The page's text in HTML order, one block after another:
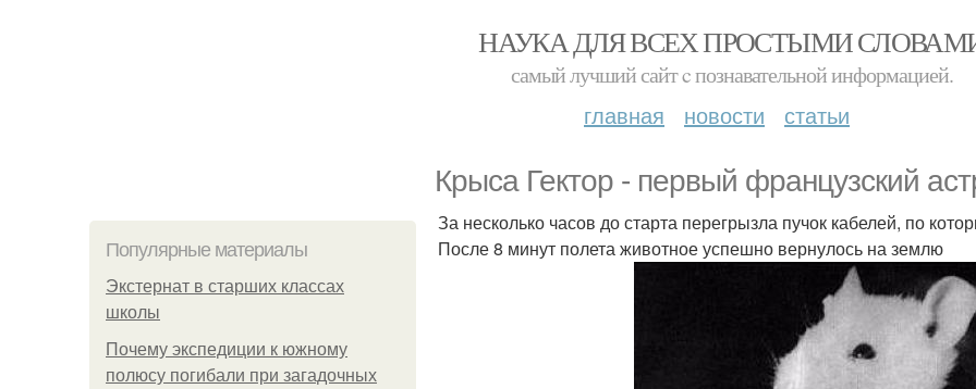
НАУКА ДЛЯ ВСЕХ ПРОСТЫМИ
самый лучший сайт c познавательной информацией.
главная новости статьи
Крыса Гектор - первый французский
Популярные материалы
Экстернат в старших классах
школы
Почему экспедиции к южному
полюсу погибали при загадочных
За несколько часов до старта перегрызла пучок кабелей, по
После 8 минут полета животное успешно вернулось на землю